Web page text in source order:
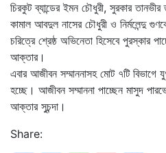
চিরকুট ব্যান্ডের ইমন চৌধুরী, সুরকার
কামাল আবদুল নাসের চৌধুরী ও নির্মলেন্দু
চরিত্রে শ্রেষ্ঠ অভিনেতা হিসেবে পুরস্কার
আক্তার।
এবার আজীবন সম্মাননাসহ মোট ৭টি বিভাগে
হচ্ছে। আজীবন সম্মাননা পাচ্ছেন মাসুদ
আক্তার সুচন্দা।
Share: